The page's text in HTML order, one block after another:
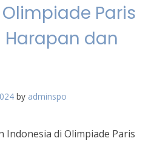
Paris
Harapan dan
by adminspo
Indonesia di Olimpiade Paris